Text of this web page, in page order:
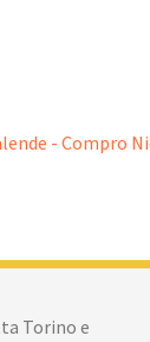
Torino e